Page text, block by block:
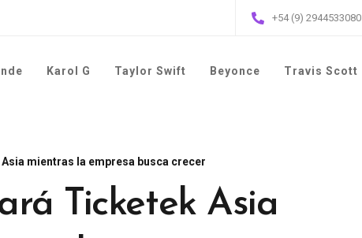
+54 (9) 2944533080
Karol G Taylor Swift Beyonce Travis Scott
mientras la empresa busca crecer
Ticketek Asia